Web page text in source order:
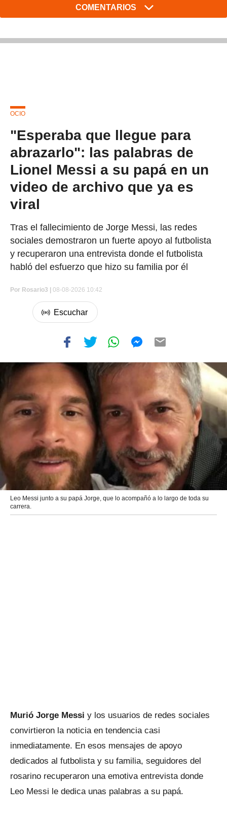
COMENTARIOS